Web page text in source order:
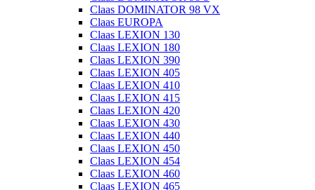
Claas DOMINATOR 98 VX
Claas EUROPA
Claas LEXION 130
Claas LEXION 180
Claas LEXION 390
Claas LEXION 405
Claas LEXION 410
Claas LEXION 415
Claas LEXION 420
Claas LEXION 430
Claas LEXION 440
Claas LEXION 450
Claas LEXION 454
Claas LEXION 460
Claas LEXION 465